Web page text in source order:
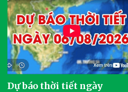
Dự báo thời tiết ngày